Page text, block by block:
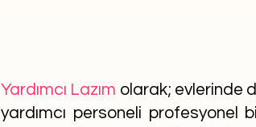
Yardımcı Lazım olarak; evlerinde
yardımcı personeli profesyonel